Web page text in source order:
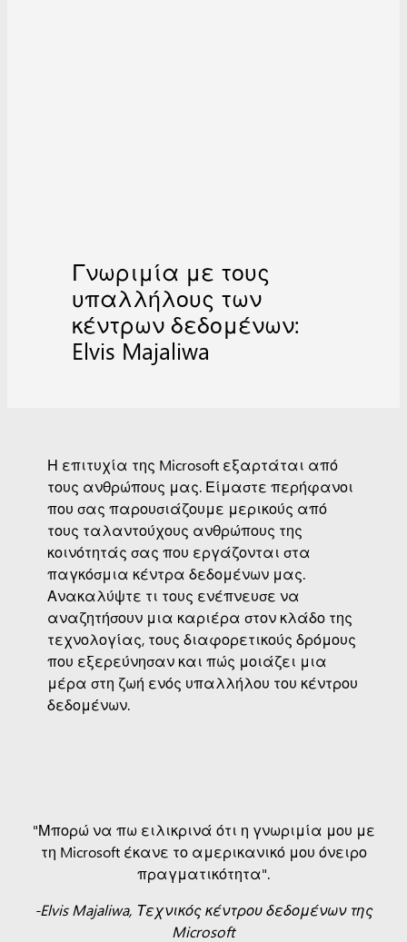
Γνωριμία με τους
υπαλλήλους των
κέντρων δεδομένων:
Elvis Majaliwa
Η επιτυχία της Microsoft εξαρτάται από
τους ανθρώπους μας. Είμαστε περήφανοι
που σας παρουσιάζουμε μερικούς από
τους ταλαντούχους ανθρώπους της
κοινότητάς σας που εργάζονται στα
παγκόσμια κέντρα δεδομένων μας.
Ανακαλύψτε τι τους ενέπνευσε να
αναζητήσουν μια καριέρα στον κλάδο της
τεχνολογίας, τους διαφορετικούς δρόμους
που εξερεύνησαν και πώς μοιάζει μια
μέρα στη ζωή ενός υπαλλήλου του κέντρου
δεδομένων.
"Μπορώ να πω ειλικρινά ότι η γνωριμία μου με
τη Microsoft έκανε το αμερικανικό μου όνειρο
πραγματικότητα".
-Elvis Majaliwa, Τεχνικός κέντρου δεδομένων της
Microsoft